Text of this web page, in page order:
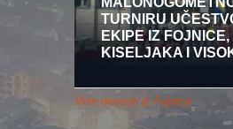
TURNIRU
EKIPE IZ FOJNICE,
KISELJAKA I
Više novosti iz Fojnice